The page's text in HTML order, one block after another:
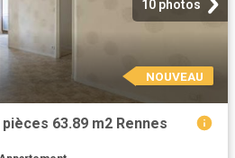
10 photos
NOUVEAU
63.89 m2 Rennes